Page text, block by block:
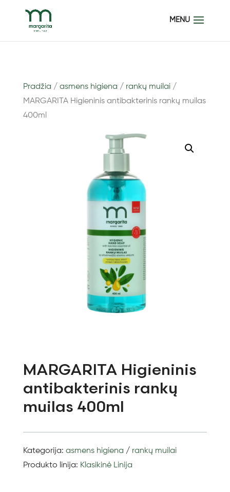
Pradžia / asmens higiena / rankų muilai/
MARGARITA Higieninis antibakterinis rankų muilas
400ml
MARGARITA Higieninis
antibakterinis rankų
muilas 400ml
Kategorija: asmens higiena / rankų muilai
Produkto linija: Klasikinė Linija